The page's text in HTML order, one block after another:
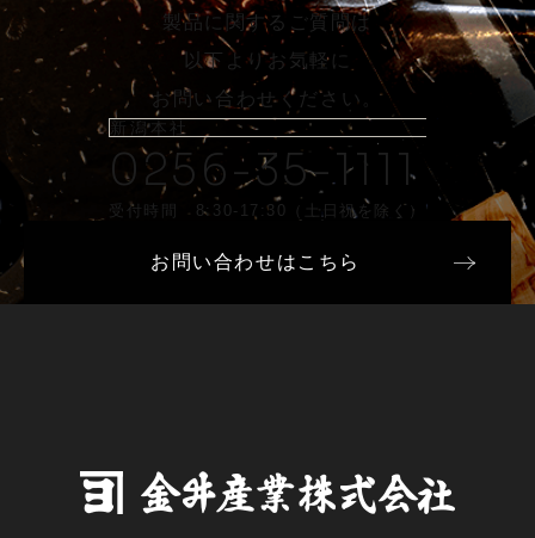
製品に関するご質問は
以下よりお気軽に
お問い合わせください。
新潟本社
0256-35-1111
受付時間 8:30-17:30（土日祝を除く）
お問い合わせはこちら